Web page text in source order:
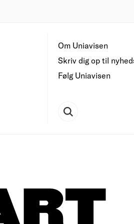
Om Uniavisen
Skriv dig op til
Følg Uniavisen